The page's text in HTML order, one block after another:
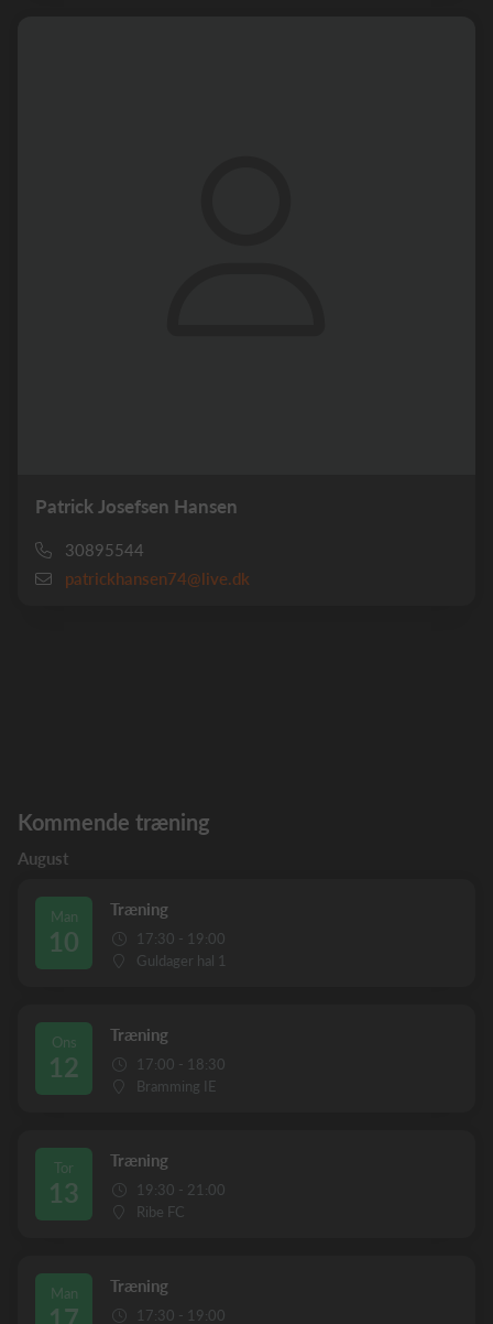
Patrick Josefsen Hansen
30895544
patrickhansen74@live.dk
Kommende træning
August
Man
10
Træning
17:30 - 19:00
Guldager hal 1
Ons
12
Træning
17:00 - 18:30
Bramming IE
Tor
13
Træning
19:30 - 21:00
Ribe FC
Man Træning
17:30 - 19:00